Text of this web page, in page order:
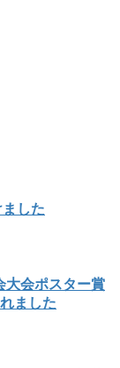
した
大会ポスター賞
ました